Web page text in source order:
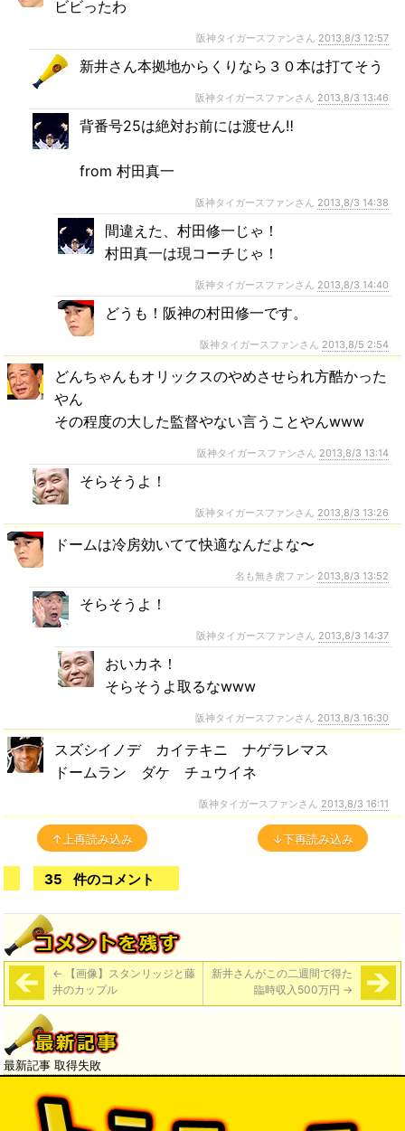
ビビったわ
阪神タイガースファンさん 2013,8/3 12:57
新井さん本拠地からくりなら３０本は打てそう
阪神タイガースファンさん 2013,8/3 13:46
背番号25は絶対お前には渡せん‼
from 村田真一
阪神タイガースファンさん 2013,8/3 14:38
間違えた、村田修一じゃ！
村田真一は現コーチじゃ！
阪神タイガースファンさん 2013,8/3 14:40
どうも！阪神の村田修一です。
阪神タイガースファンさん 2013,8/5 2:54
どんちゃんもオリックスのやめさせられ方酷かった
やん
その程度の大した監督やない言うことやんwww
阪神タイガースファンさん 2013,8/3 13:14
そらそうよ！
阪神タイガースファンさん 2013,8/3 13:26
ドームは冷房効いてて快適なんだよな〜
名も無き虎ファン 2013,8/3 13:52
そらそうよ！
阪神タイガースファンさん 2013,8/3 14:37
おいカネ！
そらそうよ取るなwww
阪神タイガースファンさん 2013,8/3 16:30
スズシイノデ カイテキニ ナゲラレマス
ドームラン ダケ チュウイネ
阪神タイガースファンさん 2013,8/3 16:11
↑上再読み込み ↓下再読み込み
35 件のコメント
← 【画像】スタンリッジと藤
井のカップル
新井さんがこの二週間で得た
臨時収入500万円 →
最新記事 取得失敗